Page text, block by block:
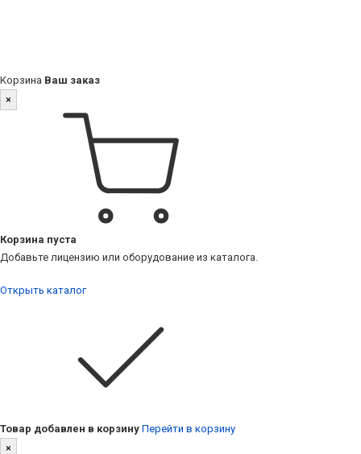
Корзина Ваш заказ
×
Корзина пуста
Добавьте лицензию или оборудование из каталога.
Открыть каталог
Товар добавлен в корзину Перейти в корзину
×